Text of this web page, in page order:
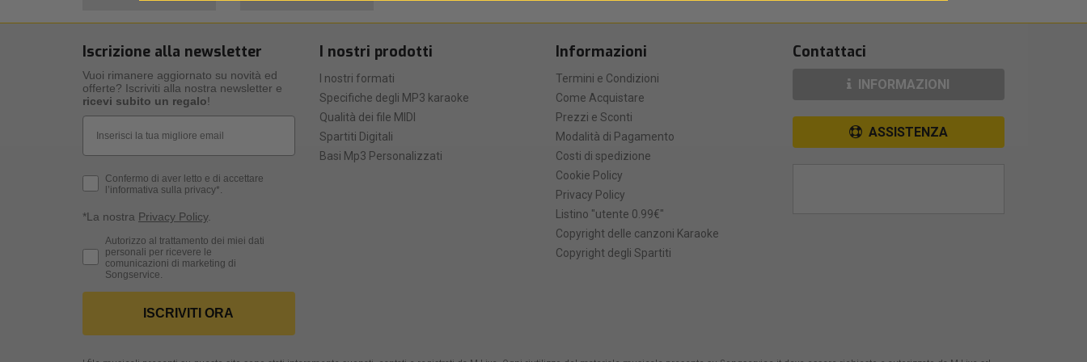
Iscrizione alla newsletter
Vuoi rimanere aggiornato su novità ed
offerte? Iscriviti alla nostra newsletter e
ricevi subito un regalo!
Privacy Policy
Confermo di aver letto e di accettare
l’informativa sulla privacy*.
*La nostra Privacy Policy.
Consenso Marketing
Autorizzo al trattamento dei miei dati
personali per ricevere le
comunicazioni di marketing di
Songservice.
ISCRIVITI ORA
I nostri prodotti
I nostri formati
Specifiche degli MP3 karaoke
Qualità dei file MIDI
Spartiti Digitali
Basi Mp3 Personalizzati
Informazioni
Termini e Condizioni
Come Acquistare
Prezzi e Sconti
Modalità di Pagamento
Costi di spedizione
Cookie Policy
Privacy Policy
Listino "utente 0.99€"
Copyright delle canzoni Karaoke
Copyright degli Spartiti
Contattaci
INFORMAZIONI
ASSISTENZA